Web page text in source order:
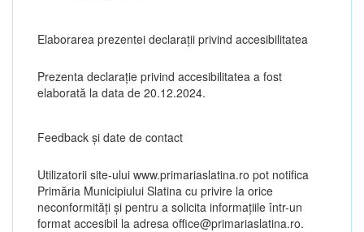
Elaborarea prezentei declarații privind accesibilitatea
Prezenta declarație privind accesibilitatea a fost
elaborată la data de 20.12.2024.
Feedback și date de contact
Utilizatorii site-ului www.primariaslatina.ro pot notifica
Primăria Municipiului Slatina cu privire la orice
neconformități și pentru a solicita informațiile într-un
format accesibil la adresa office@primariaslatina.ro.